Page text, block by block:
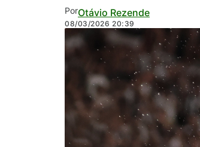
PorOtávio Rezende
08/03/2026 20:39